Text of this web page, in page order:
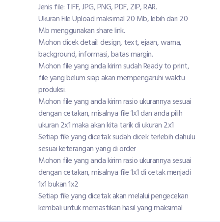
Jenis file: TIFF, JPG, PNG, PDF, ZIP, RAR.
Ukuran File Upload maksimal 20 Mb, lebih dari 20
Mb menggunakan share link.
Mohon dicek detail: design, text, ejaan, warna,
background, informasi, batas margin.
Mohon file yang anda kirim sudah Ready to print,
file yang belum siap akan mempengaruhi waktu
produksi.
Mohon file yang anda kirim rasio ukurannya sesuai
dengan cetakan, misalnya file 1x1 dan anda pilih
ukuran 2x1 maka akan kita tarik di ukuran 2x1
Setiap file yang dicetak sudah dicek terlebih dahulu
sesuai keterangan yang di order
Mohon file yang anda kirim rasio ukurannya sesuai
dengan cetakan, misalnya file 1x1 di cetak menjadi
1x1 bukan 1x2
Setiap file yang dicetak akan melalui pengecekan
kembali untuk memastikan hasil yang maksimal